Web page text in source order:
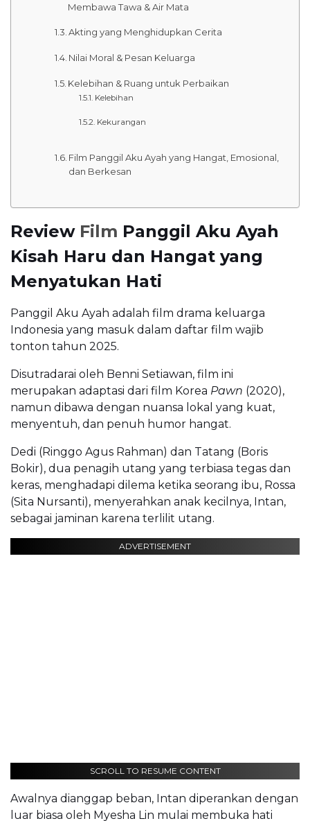
Membawa Tawa & Air Mata
Akting yang Menghidupkan Cerita
Nilai Moral & Pesan Keluarga
Kelebihan & Ruang untuk Perbaikan
Kelebihan
Kekurangan
Film Panggil Aku Ayah yang Hangat, Emosional,
dan Berkesan
Review Film Panggil Aku Ayah
Kisah Haru dan Hangat yang
Menyatukan Hati
Panggil Aku Ayah adalah film drama keluarga
Indonesia yang masuk dalam daftar film wajib
tonton tahun 2025.
Disutradarai oleh Benni Setiawan, film ini
merupakan adaptasi dari film Korea Pawn (2020),
namun dibawa dengan nuansa lokal yang kuat,
menyentuh, dan penuh humor hangat.
Dedi (Ringgo Agus Rahman) dan Tatang (Boris
Bokir), dua penagih utang yang terbiasa tegas dan
keras, menghadapi dilema ketika seorang ibu, Rossa
(Sita Nursanti), menyerahkan anak kecilnya, Intan,
sebagai jaminan karena terlilit utang.
ADVERTISEMENT
SCROLL TO RESUME CONTENT
Awalnya dianggap beban, Intan diperankan dengan
luar biasa oleh Myesha Lin mulai membuka hati